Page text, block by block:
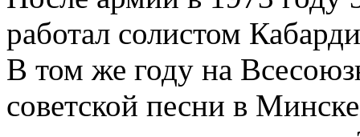
работал солистом
В том же году на
советской песни в